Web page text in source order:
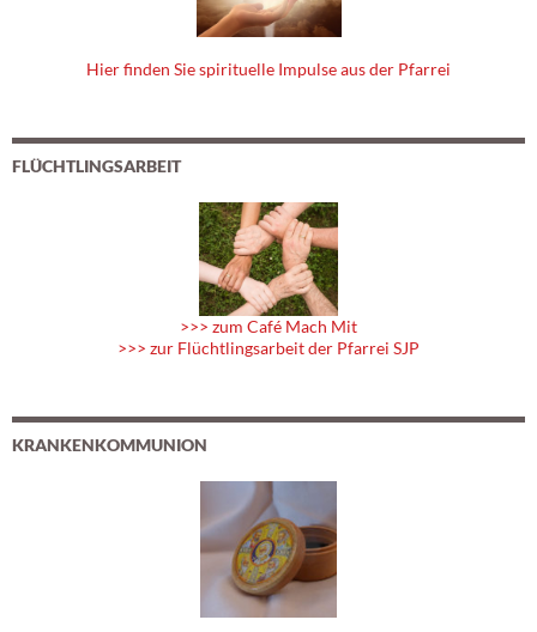
Hier finden Sie spirituelle Impulse aus der Pfarrei
FLÜCHTLINGSARBEIT
>>> zum Café Mach Mit
>>> zur Flüchtlingsarbeit der Pfarrei SJP
KRANKENKOMMUNION